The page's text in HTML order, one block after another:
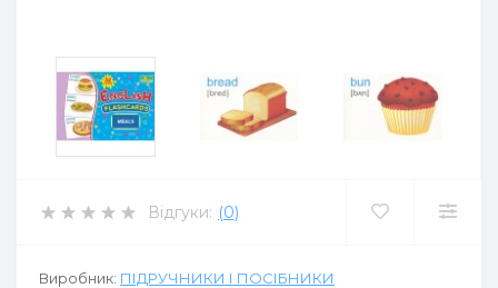
Відгуки: (0)
Виробник: ПІДРУЧНИКИ І ПОСІБНИКИ